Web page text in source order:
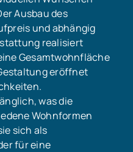
Ausbau des
und abhängig
realisiert
Gesamtwohnfläche
eröffnet
was die
Wohnformen
sich als
für eine